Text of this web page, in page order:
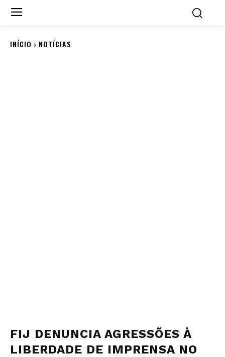
INÍCIO NOTÍCIAS
FIJ DENUNCIA AGRESSÕES À
LIBERDADE DE IMPRENSA NO